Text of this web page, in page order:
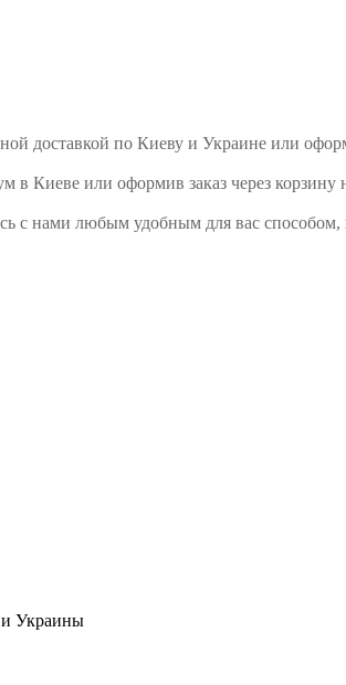
доставкой по Киеву и Украине или
Киеве или оформив заказ через корзину
с нами любым удобным для вас
и Украины